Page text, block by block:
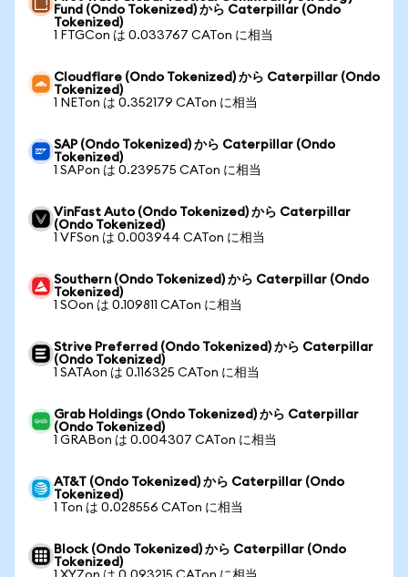
Fund (Ondo Tokenized) から Caterpillar (Ondo
Tokenized)
1 FTGCon は 0.033767 CATon に相当
Cloudflare (Ondo Tokenized) から Caterpillar (Ondo
Tokenized)
1 NETon は 0.352179 CATon に相当
SAP (Ondo Tokenized) から Caterpillar (Ondo
Tokenized)
1 SAPon は 0.239575 CATon に相当
VinFast Auto (Ondo Tokenized) から Caterpillar
(Ondo Tokenized)
1 VFSon は 0.003944 CATon に相当
Southern (Ondo Tokenized) から Caterpillar (Ondo
Tokenized)
1 SOon は 0.109811 CATon に相当
Strive Preferred (Ondo Tokenized) から Caterpillar
(Ondo Tokenized)
1 SATAon は 0.116325 CATon に相当
Grab Holdings (Ondo Tokenized) から Caterpillar
(Ondo Tokenized)
1 GRABon は 0.004307 CATon に相当
AT&T (Ondo Tokenized) から Caterpillar (Ondo
Tokenized)
1 Ton は 0.028556 CATon に相当
Block (Ondo Tokenized) から Caterpillar (Ondo
Tokenized)